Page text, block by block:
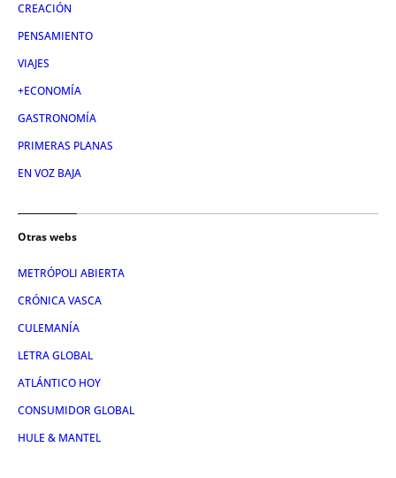
CREACIÓN
PENSAMIENTO
VIAJES
+ECONOMÍA
GASTRONOMÍA
PRIMERAS PLANAS
EN VOZ BAJA
Otras webs
METRÓPOLI ABIERTA
CRÓNICA VASCA
CULEMANÍA
LETRA GLOBAL
ATLÁNTICO HOY
CONSUMIDOR GLOBAL
HULE & MANTEL